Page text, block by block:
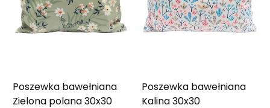
Poszewka bawełniana
Zielona polana 30x30
Poszewka bawełniana
Kalina 30x30